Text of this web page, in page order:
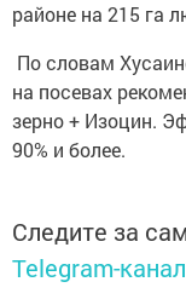
районе на 215 га
По словам
на посевах
зерно + Изоцин.
90% и более.
Следите за
Telegram-